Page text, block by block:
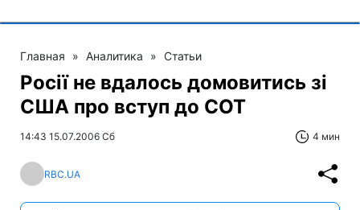
Главная » Аналитика » Статьи
Росії не вдалось домовитись зі
США про вступ до СОТ
14:43 15.07.2006 Сб 4 мин
RBC.UA